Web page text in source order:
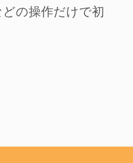
の操作だけで初